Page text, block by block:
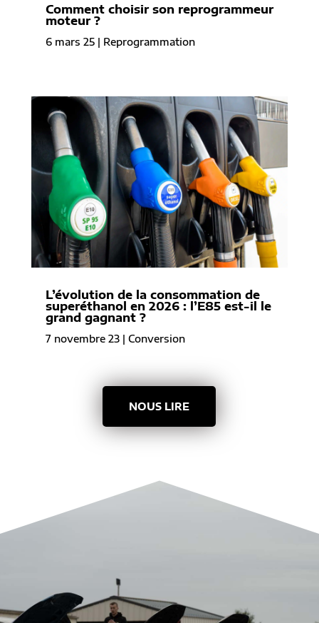
Comment choisir son reprogrammeur
moteur ?
6 mars 25| Reprogrammation
L’évolution de la consommation de
superéthanol en 2026 : l’E85 est-il le
grand gagnant ?
7 novembre 23| Conversion
NOUS LIRE